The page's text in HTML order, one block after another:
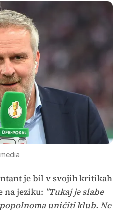
je bil v svojih kritikah
na jeziku: "Tukaj je slabe
uničiti klub. Ne